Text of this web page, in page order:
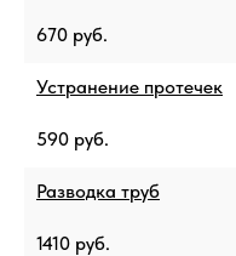
670 руб.
Устранение протечек
590 руб.
Разводка труб
1410 руб.